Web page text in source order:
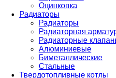
Оцинковка
Радиаторы
Радиаторы
Радиаторная
Радиаторные
Алюминиевые
Биметаллические
Стальные
Твердотопливные котлы